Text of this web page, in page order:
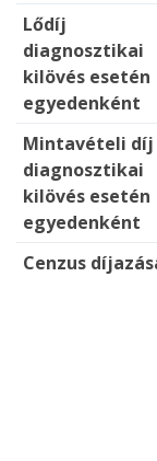
Lődíj
diagnosztikai
kilövés esetén
egyedenként
Mintavételi díj
diagnosztikai
kilövés esetén
egyedenként
Cenzus